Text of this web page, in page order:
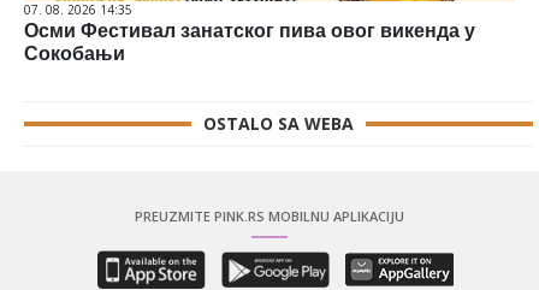
07. 08. 2026 14:35
Осми Фестивал занатског пива овог викенда у
Сокобањи
OSTALO SA WEBA
PREUZMITE PINK.RS MOBILNU APLIKACIJU